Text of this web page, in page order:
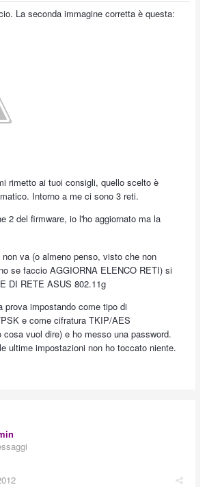
La seconda immagine corretta è questa:
rimetto ai tuoi consigli, quello scelto è
Intorno a me ci sono 3 reti.
2 del firmware, io l'ho aggiornato ma la
va (o almeno penso, visto che non
se faccio AGGIORNA ELENCO RETI) si
DI RETE ASUS 802.11g
prova impostando come tipo di
e come cifratura TKIP/AES
cosa vuol dire) e ho messo una password.
ultime impostazioni non ho toccato niente.